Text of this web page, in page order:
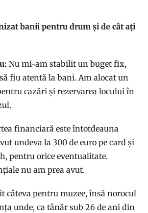
banii pentru drum și de cât ați
Nu mi-am stabilit un buget fix,
fiu atentă la bani. Am alocat un
cazări și rezervarea locului în
financiară este întotdeauna
undeva la 300 de euro pe card și
pentru orice eventualitate.
nu am prea avut.
câteva pentru muzee, însă norocul
unde, ca tânăr sub 26 de ani din